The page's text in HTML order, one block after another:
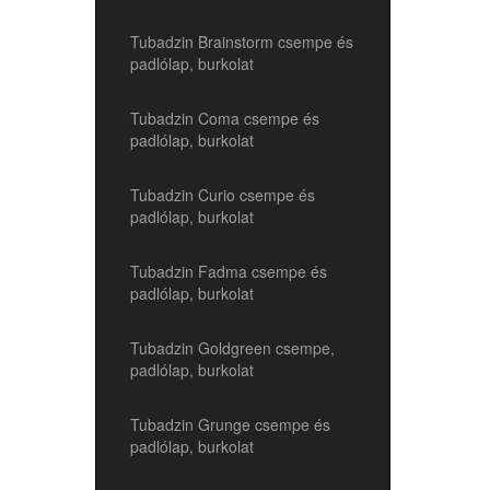
Tubadzin Brainstorm csempe és
padlólap, burkolat
Tubadzin Coma csempe és
padlólap, burkolat
Tubadzin Curio csempe és
padlólap, burkolat
Tubadzin Fadma csempe és
padlólap, burkolat
Tubadzin Goldgreen csempe,
padlólap, burkolat
Tubadzin Grunge csempe és
padlólap, burkolat